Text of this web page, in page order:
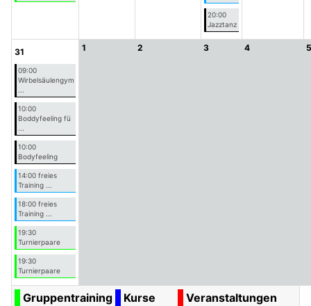
20:00
Jazztanz
31
09:00
Wirbelsäulengym
10:00
Boddyfeeling fü
10:00
Bodyfeeling
14:00 freies
Training ...
18:00 freies
Training ...
19:30
Turnierpaare
19:30
Turnierpaare
1 2 3 4 5
Gruppentraining Kurse Veranstaltungen